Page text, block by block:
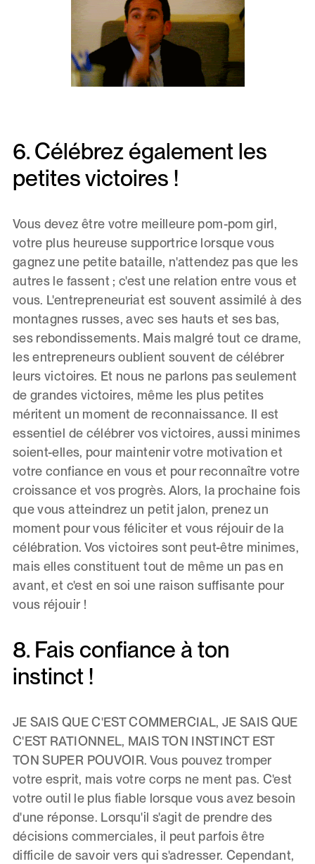
6. Célébrez également les
petites victoires !
Vous devez être votre meilleure pom-pom girl,
votre plus heureuse supportrice lorsque vous
gagnez une petite bataille, n'attendez pas que les
autres le fassent ; c'est une relation entre vous et
vous. L'entrepreneuriat est souvent assimilé à des
montagnes russes, avec ses hauts et ses bas,
ses rebondissements. Mais malgré tout ce drame,
les entrepreneurs oublient souvent de célébrer
leurs victoires. Et nous ne parlons pas seulement
de grandes victoires, même les plus petites
méritent un moment de reconnaissance. Il est
essentiel de célébrer vos victoires, aussi minimes
soient-elles, pour maintenir votre motivation et
votre confiance en vous et pour reconnaître votre
croissance et vos progrès. Alors, la prochaine fois
que vous atteindrez un petit jalon, prenez un
moment pour vous féliciter et vous réjouir de la
célébration. Vos victoires sont peut-être minimes,
mais elles constituent tout de même un pas en
avant, et c'est en soi une raison suffisante pour
vous réjouir !
8. Fais confiance à ton
instinct !
JE SAIS QUE C'EST COMMERCIAL, JE SAIS QUE
C'EST RATIONNEL, MAIS TON INSTINCT EST
TON SUPER POUVOIR. Vous pouvez tromper
votre esprit, mais votre corps ne ment pas. C'est
votre outil le plus fiable lorsque vous avez besoin
d'une réponse. Lorsqu'il s'agit de prendre des
décisions commerciales, il peut parfois être
difficile de savoir vers qui s'adresser. Cependant,